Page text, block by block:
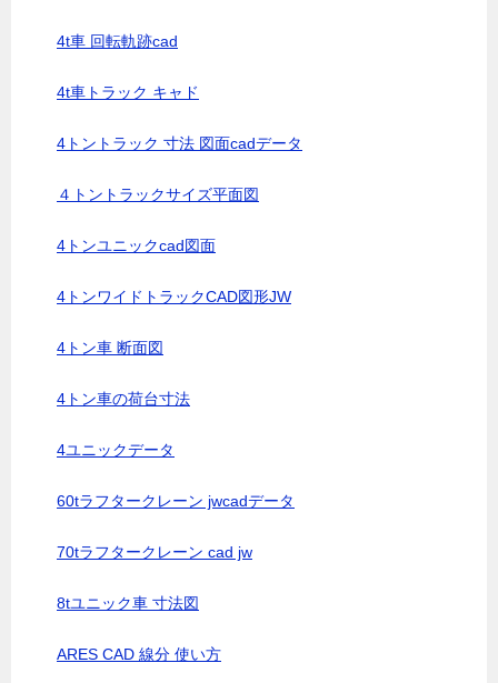
4t車 回転軌跡cad
4t車トラック キャド
4トントラック 寸法 図面cadデータ
４トントラックサイズ平面図
4トンユニックcad図面
4トンワイドトラックCAD図形JW
4トン車 断面図
4トン車の荷台寸法
4ユニックデータ
60tラフタークレーン jwcadデータ
70tラフタークレーン cad jw
8tユニック車 寸法図
ARES CAD 線分 使い方